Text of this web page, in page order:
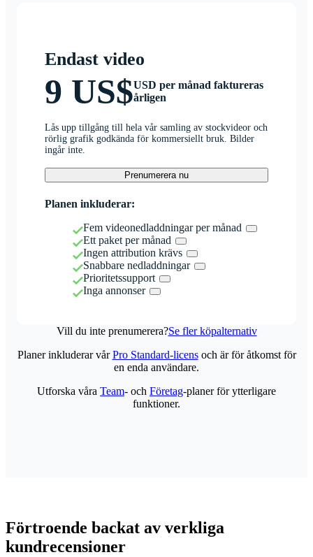
Endast video
9 US$USD per månad faktureras
årligen
Lås upp tillgång till hela vår samling av stockvideor och
rörlig grafik godkända för kommersiellt bruk. Bilder
ingår inte.
Prenumerera nu
Planen inkluderar:
Fem videonedladdningar per månad
Ett paket per månad
Ingen attribution krävs
Snabbare nedladdningar
Prioritetssupport
Inga annonser
Vill du inte prenumerera?Se fler köpalternativ
Planer inkluderar vårPro Standard-licensoch är för åtkomst för
en enda användare.
Utforska våra Team- och Företag-planer för ytterligare
funktioner.
Förtroende backat av verkliga
kundrecensioner